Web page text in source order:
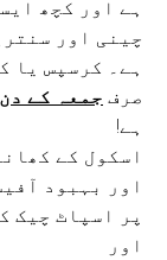
ہے اور کچھ
چینی اور
ہے۔ کرسپس یا
صرف جمعہ کے دن
ہے!
اسکول کے
اور بہبود
پر اسپاٹ چیک
اور